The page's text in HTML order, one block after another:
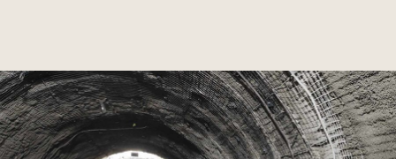
ΚΑΤΗΓΟΡΙΕΣ ΣΥΝΔΕΣΗ